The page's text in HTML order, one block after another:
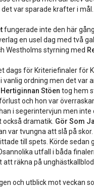
var sparade krafter i mål.
fungerade inte den här
en usel dag med två
Westholms styrning med
dags för Kriteriefinaler för
vanlig ordning men det var
Hertiginnan Stöen tog hem
och hon var
i segerintervjun men
också dramatik. Gör Som
var tvungna att slå på
till spets. Körde
utfall i båda
att räkna på unghästkallblod.
och utblick mot veckan